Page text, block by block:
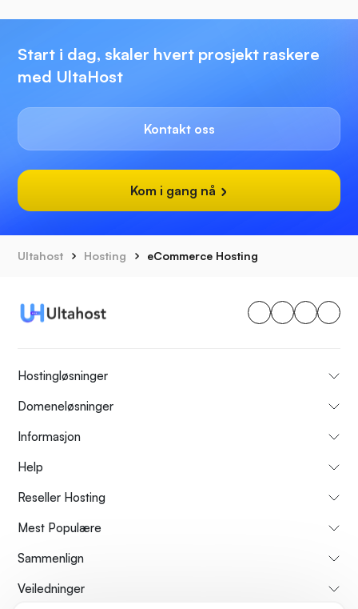
Start i dag, skaler hvert prosjekt raskere
med UltaHost
Kontakt oss
Kom i gang nå
Ultahost Hosting eCommerce Hosting
Hostingløsninger
Domeneløsninger
Informasjon
Help
Reseller Hosting
Mest Populære
Sammenlign
Veiledninger